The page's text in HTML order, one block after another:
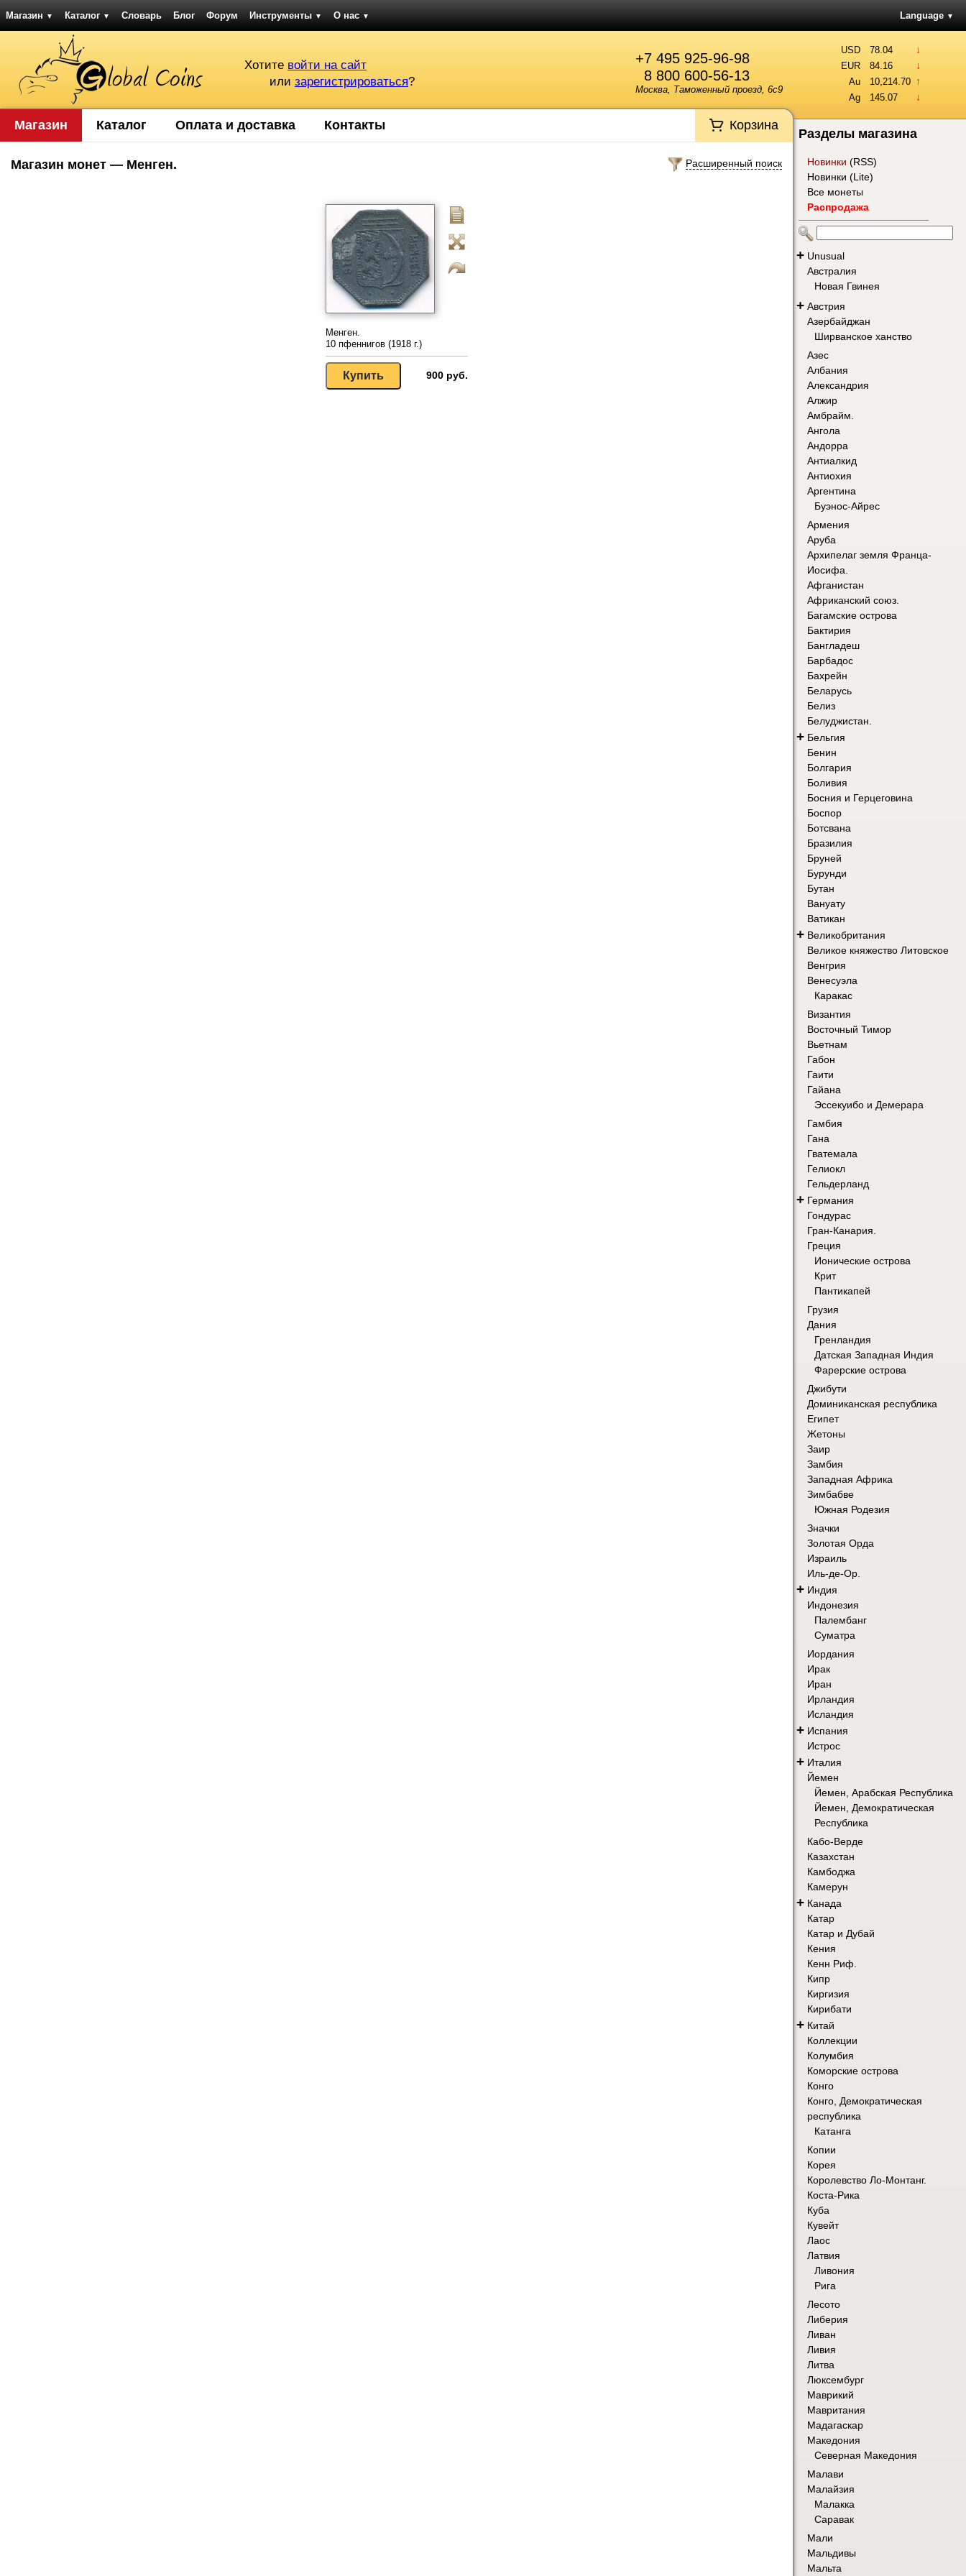
Магазин ▼ Каталог ▼ Словарь Блог Форум Инструменты ▼ О нас ▼ Language ▼
+7 495 925-96-98
8 800 600-56-13
Москва, Таможенный проезд, 6с9
Хотите войти на сайт
или зарегистрироваться?
USD 78.04 ↓
EUR 84.16 ↓
Au 10,214.70 ↑
Ag 145.07 ↓
Магазин Каталог Оплата и доставка Контакты Корзина
Расширенный поиск
Магазин монет — Менген.
Менген.
10 пфеннигов (1918 г.)
900 руб.
Разделы магазина
Новинки (RSS)
Новинки (Lite)
Все монеты
Распродажа
+ Unusual
Австралия
Новая Гвинея
+ Австрия
Азербайджан
Ширванское ханство
Азес
Албания
Александрия
Алжир
Амбрайм.
Ангола
Андорра
Антиалкид
Антиохия
Аргентина
Буэнос-Айрес
Армения
Аруба
Архипелаг земля Франца-
Иосифа.
Афганистан
Африканский союз.
Багамские острова
Бактирия
Бангладеш
Барбадос
Бахрейн
Беларусь
Белиз
Белуджистан.
+ Бельгия
Бенин
Болгария
Боливия
Босния и Герцеговина
Боспор
Ботсвана
Бразилия
Бруней
Бурунди
Бутан
Вануату
Ватикан
+ Великобритания
Великое княжество Литовское
Венгрия
Венесуэла
Каракас
Византия
Восточный Тимор
Вьетнам
Габон
Гаити
Гайана
Эссекуибо и Демерара
Гамбия
Гана
Гватемала
Гелиокл
Гельдерланд
+ Германия
Гондурас
Гран-Канария.
Греция
Ионические острова
Крит
Пантикапей
Грузия
Дания
Гренландия
Датская Западная Индия
Фарерские острова
Джибути
Доминиканская республика
Египет
Жетоны
Заир
Замбия
Западная Африка
Зимбабве
Южная Родезия
Значки
Золотая Орда
Израиль
Иль-де-Ор.
+ Индия
Индонезия
Палембанг
Суматра
Иордания
Ирак
Иран
Ирландия
Исландия
+ Испания
Истрос
+ Италия
Йемен
Йемен, Арабская Республика
Йемен, Демократическая
Республика
Кабо-Верде
Казахстан
Камбоджа
Камерун
+ Канада
Катар
Катар и Дубай
Кения
Кенн Риф.
Кипр
Киргизия
Кирибати
+ Китай
Коллекции
Колумбия
Коморские острова
Конго
Конго, Демократическая
республика
Катанга
Копии
Корея
Королевство Ло-Монтанг.
Коста-Рика
Куба
Кувейт
Лаос
Латвия
Ливония
Рига
Лесото
Либерия
Ливан
Ливия
Литва
Люксембург
Маврикий
Мавритания
Мадагаскар
Македония
Северная Македония
Малави
Малайзия
Малакка
Саравак
Мали
Мальдивы
Мальта